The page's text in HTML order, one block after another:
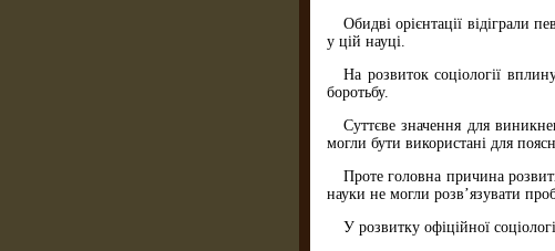
Обидві орієнтації відіграли
у цій науці.
На розвиток соціології
боротьбу.
Суттєве значення для
могли бути використані для
Проте головна причина
науки не могли роз­в’язувати
У розвитку офіційної